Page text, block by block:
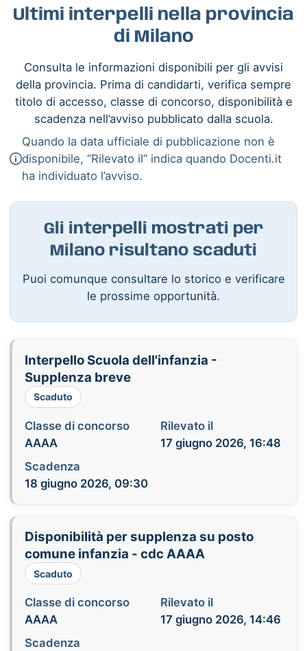
Ultimi interpelli nella provincia
di Milano
Consulta le informazioni disponibili per gli avvisi
della provincia. Prima di candidarti, verifica sempre
titolo di accesso, classe di concorso, disponibilità e
scadenza nell’avviso pubblicato dalla scuola.
Quando la data ufficiale di pubblicazione non è
disponibile, “Rilevato il” indica quando Docenti.it
ha individuato l’avviso.
Gli interpelli mostrati per
Milano risultano scaduti
Puoi comunque consultare lo storico e verificare
le prossime opportunità.
Interpello Scuola dell'infanzia -
Supplenza breve
Scaduto
Classe di concorso
AAAA
Rilevato il
17 giugno 2026, 16:48
Scadenza
18 giugno 2026, 09:30
Disponibilità per supplenza su posto
comune infanzia - cdc AAAA
Scaduto
Classe di concorso
AAAA
Rilevato il
17 giugno 2026, 14:46
Scadenza